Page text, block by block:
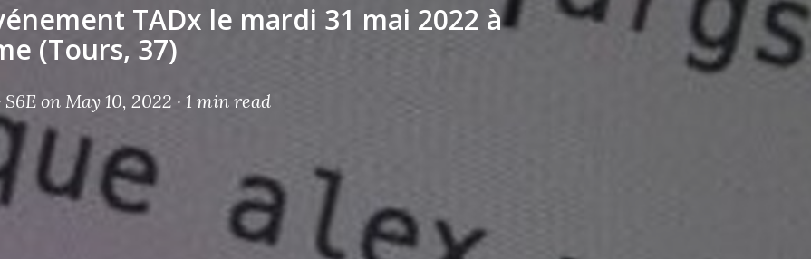
TADx le mardi 31 mai 2022 à
(Tours, 37)
on May 10, 2022 · 1 min read